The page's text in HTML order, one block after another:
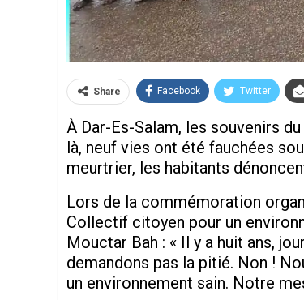
Share Facebook Twitter
À Dar-Es-Salam, les souvenirs
là, neuf vies ont été fauchées
meurtrier, les habitants
Lors de la commémoration
Collectif citoyen pour un
Mouctar Bah : « Il y a huit ans,
demandons pas la pitié. Non !
un environnement sain. Notre